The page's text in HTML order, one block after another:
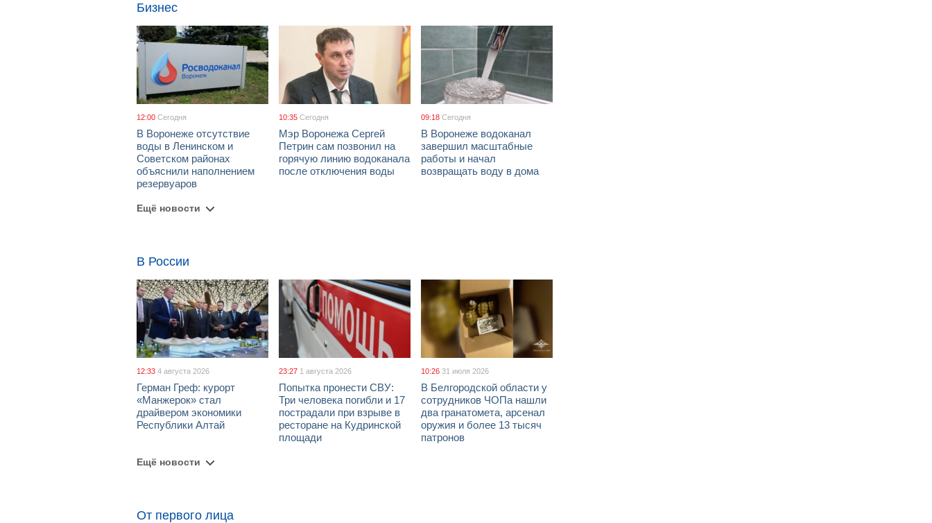
Бизнес
12:00 Сегодня
В Воронеже отсутствие
воды в Ленинском и
Советском районах
объяснили наполнением
резервуаров
10:35 Сегодня
Мэр Воронежа Сергей
Петрин сам позвонил на
горячую линию водоканала
после отключения воды
09:18 Сегодня
В Воронеже водоканал
завершил масштабные
работы и начал
возвращать воду в дома
Ещё новости
В России
12:33 4 августа 2026
Герман Греф: курорт
«Манжерок» стал
драйвером экономики
Республики Алтай
23:27 1 августа 2026
Попытка пронести СВУ:
Три человека погибли и 17
пострадали при взрыве в
ресторане на Кудринской
площади
10:26 31 июля 2026
В Белгородской области у
сотрудников ЧОПа нашли
два гранатомета, арсенал
оружия и более 13 тысяч
патронов
Ещё новости
От первого лица